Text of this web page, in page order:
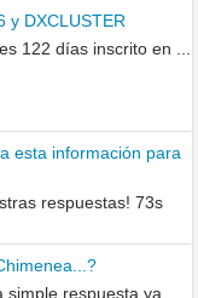
y DXCLUSTER
122 días inscrito en ...
esta información para
respuestas! 73s
simple respuesta ya